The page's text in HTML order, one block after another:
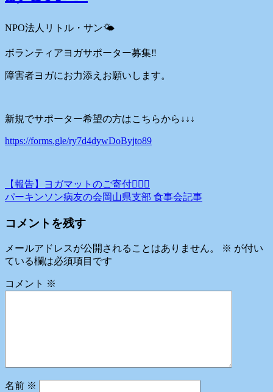
NPO法人リトル・サン🌤️
ボランティアヨガサポーター募集‼️
障害者ヨガにお力添えお願いします。
新規でサポーター希望の方はこちらから↓↓↓
https://forms.gle/ry7d4dywDoByjto89
投
稿
ナ
ビ
ゲ
ー
【報告】ヨガマットのご寄付🧘🏻‍♀️
パーキンソン病友の会岡山県支部 食事会記事
コメントを残す
メールアドレスが公開されることはありません。 ※ が付い
ている欄は必須項目です
コメント ※
名前 ※